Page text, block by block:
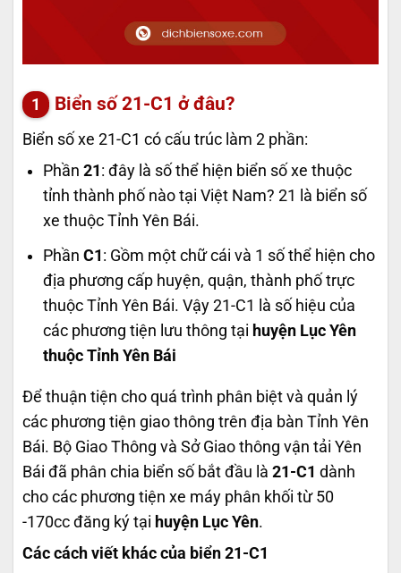
Biển số 21-C1 ở đâu?
Biển số xe 21-C1 có cấu trúc làm 2 phần:
Phần 21 : đây là số thể hiện biển số xe thuộc
tỉnh thành phố nào tại Việt Nam? 21 là biển số
xe thuộc Tỉnh Yên Bái.
Phần C1 : Gồm một chữ cái và 1 số thể hiện cho
địa phương cấp huyện, quận, thành phố trực
thuộc Tỉnh Yên Bái. Vậy 21-C1 là số hiệu của
các phương tiện lưu thông tại huyện Lục Yên
thuộc Tỉnh Yên Bái
Để thuận tiện cho quá trình phân biệt và quản lý
các phương tiện giao thông trên địa bàn Tỉnh Yên
Bái. Bộ Giao Thông và Sở Giao thông vận tải Yên
Bái đã phân chia biển số bắt đầu là 21-C1 dành
cho các phương tiện xe máy phân khối từ 50
-170cc đăng ký tại huyện Lục Yên.
Các cách viết khác của biển 21-C1